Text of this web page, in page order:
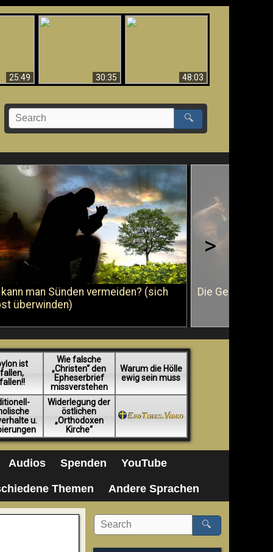
25:49 30:35
48:03
🔍
man Sünden vermeiden? (sich
überwinden)
Die Geißelung
>
ist
Wie falsche
„Christen“ den
Epheserbrief
missverstehen
Warum die Hölle
ewig sein muss
u.
Widerlegung der
östlichen
„Orthodoxen
Kirche“
Audios Spenden YouTube
Themen Andere Sprachen
🔍